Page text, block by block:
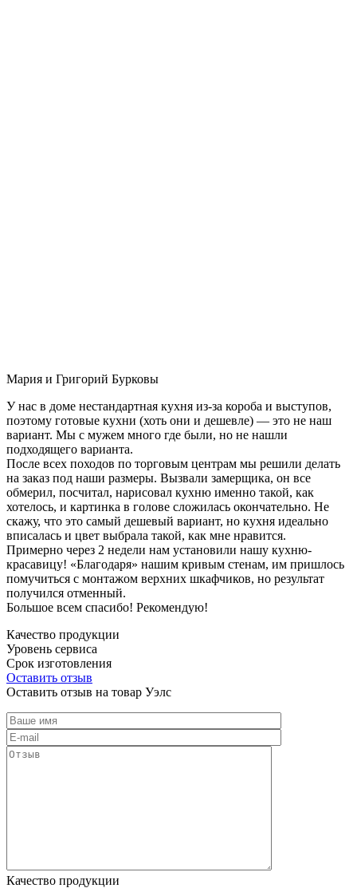
Мария и Григорий Бурковы
У нас в доме нестандартная кухня из-за короба и выступов,
поэтому готовые кухни (хоть они и дешевле) — это не наш
вариант. Мы с мужем много где были, но не нашли
подходящего варианта.
После всех походов по торговым центрам мы решили делать
на заказ под наши размеры. Вызвали замерщика, он все
обмерил, посчитал, нарисовал кухню именно такой, как
хотелось, и картинка в голове сложилась окончательно. Не
скажу, что это самый дешевый вариант, но кухня идеально
вписалась и цвет выбрала такой, как мне нравится.
Примерно через 2 недели нам установили нашу кухню-
красавицу! «Благодаря» нашим кривым стенам, им пришлось
помучиться с монтажом верхних шкафчиков, но результат
получился отменный.
Большое всем спасибо! Рекомендую!
Качество продукции
Уровень сервиса
Срок изготовления
Оставить отзыв
Оставить отзыв на товар Уэлс
Качество продукции